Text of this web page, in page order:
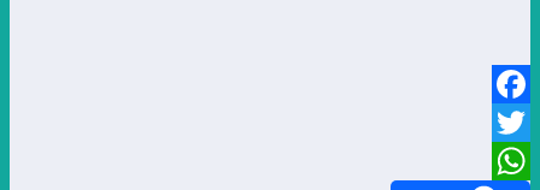
Facebook
Twitter